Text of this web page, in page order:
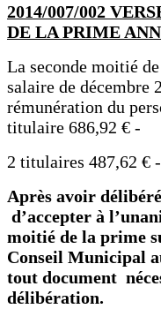
2014/007/002
DE LA PRIME
La seconde moitié
salaire de décembre
rémunération du
titulaire 686,92 € -
2 titulaires 487,62 €
Après avoir
d’accepter à
moitié de la prime
Conseil Municipal
tout document
délibération.